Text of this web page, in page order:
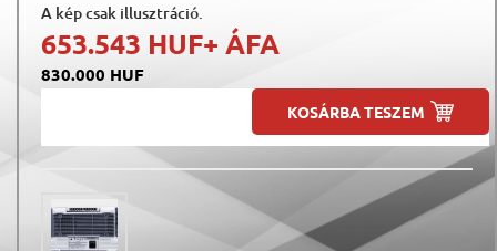
A kép csak illusztráció.
653.543 HUF+ ÁFA
830.000 HUF
KOSÁRBA TESZEM